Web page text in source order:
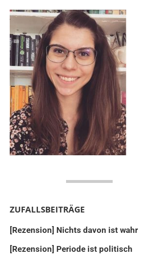
ZUFALLSBEITRÄGE
[Rezension] Nichts davon ist wahr
[Rezension] Periode ist politisch